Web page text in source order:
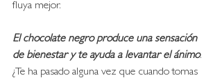
fluya mejor.
El chocolate negro produce una sensación
de bienestar y te ayuda a levantar el ánimo.
¿Te ha pasado alguna vez que cuando tomas